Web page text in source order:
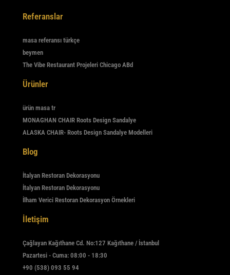
Referanslar
masa referansı türkçe
beymen
The Vibe Restaurant Projeleri Chicago ABd
Ürünler
ürün masa tr
MONAGHAN CHAIR Roots Design Sandalye
ALASKA CHAIR- Roots Design Sandalye Modelleri
Blog
İtalyan Restoran Dekorasyonu
İtalyan Restoran Dekorasyonu
İlham Verici Restoran Dekorasyon Örnekleri
İletişim
Çağlayan Kağıthane Cd. No:127 Kağıthane / İstanbul
Pazartesi - Cuma: 08:00 - 18:30
+90 (538) 093 55 94